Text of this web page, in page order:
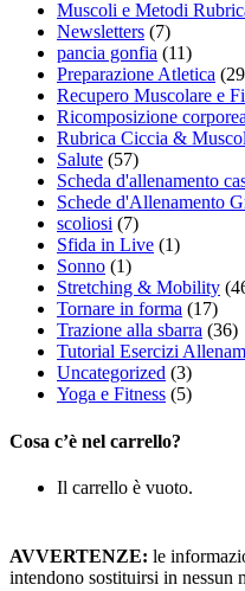
Muscoli e Metodi
Newsletters (7)
pancia gonfia (11)
Preparazione Atletica
Recupero Muscolare e
Ricomposizione
Rubrica Ciccia &
Salute (57)
Scheda d'allenamento
Schede d'Allenamento
scoliosi (7)
Sfida in Live (1)
Sonno (1)
Stretching & Mobility
Tornare in forma (17)
Trazione alla sbarra (36)
Tutorial Esercizi
Uncategorized (3)
Yoga e Fitness (5)
Cosa c’è nel carrello?
Il carrello è vuoto.
AVVERTENZE: le
intendono sostituirsi in nessun